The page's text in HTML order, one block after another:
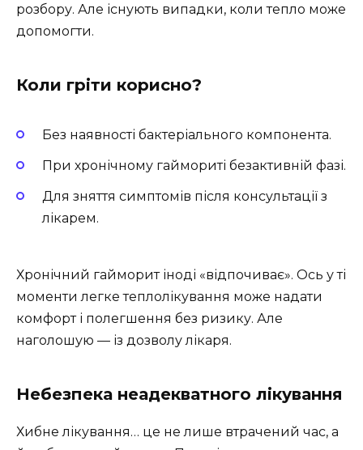
розбору. Але існують випадки, коли тепло може
допомогти.
Коли гріти корисно?
Без наявності бактеріального компонента.
При хронічному гаймориті безактивній фазі.
Для зняття симптомів після консультації з
лікарем.
Хронічний гайморит іноді «відпочиває». Ось у ті
моменти легке теплолікування може надати
комфорт і полегшення без ризику. Але
наголошую — із дозволу лікаря.
Небезпека неадекватного лікування
Хибне лікування… це не лише втрачений час, а